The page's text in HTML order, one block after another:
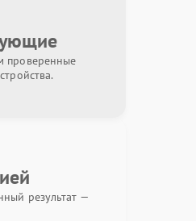
проверенные
результат —